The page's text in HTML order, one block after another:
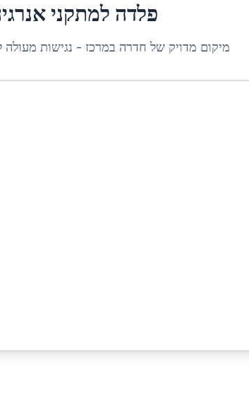
פלדה למתקני
מיקום מדויק של חדרה במרכז - נגישות מעולה